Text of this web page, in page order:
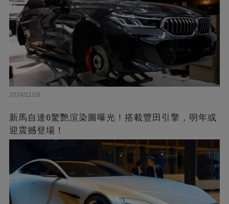
2024/11/18
新馬自達6驚艷渲染圖曝光！搭載豐田引擎，明年或
迎震撼登場！